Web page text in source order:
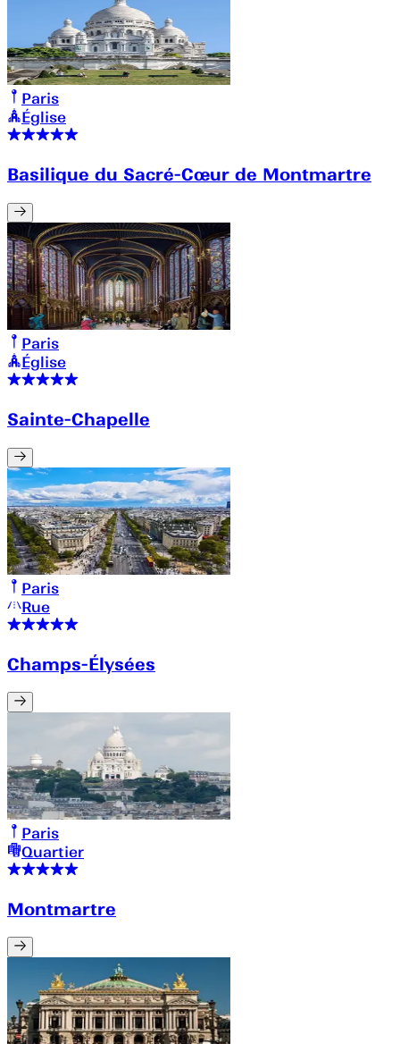
Paris
Église
Basilique du Sacré-Cœur de Montmartre
Paris
Église
Sainte-Chapelle
Paris
Rue
Champs-Élysées
Paris
Quartier
Montmartre